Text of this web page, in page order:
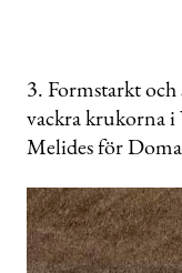
3. Formstarkt
vackra krukorna
Melides för